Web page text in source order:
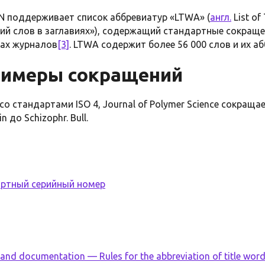
список аббревиатур «LTWA» (англ. List of
слов в заглавиях»), содержащий стандартные
журналов [3] . LTWA содержит более 56 000 слов и их
сокращений
стандартами ISO 4, Journal of Polymer Science
до Schizophr. Bull.
серийный номер
documentation — Rules for the abbreviation of title